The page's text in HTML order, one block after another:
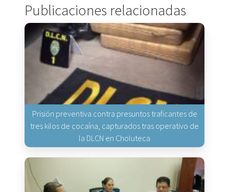
Publicaciones relacionadas
Prisión preventiva contra presuntos traficantes de
tres kilos de cocaína, capturados tras operativo de
la DLCN en Choluteca